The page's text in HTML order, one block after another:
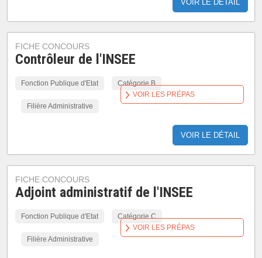
VOIR LE DÉTAIL
FICHE CONCOURS
Contrôleur de l'INSEE
Fonction Publique d'Etat Catégorie B
Filière Administrative
VOIR LE DÉTAIL
VOIR LES PRÉPAS
FICHE CONCOURS
Adjoint administratif de l'INSEE
Fonction Publique d'Etat Catégorie C
Filière Administrative
VOIR LES PRÉPAS